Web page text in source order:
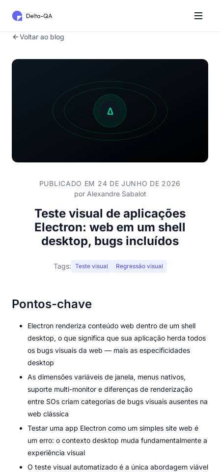
Voltar ao blog
PUBLICADO EM 24 DE JUNHO DE 2026
por Alexandre Sabalot
Teste visual de aplicações
Electron: web em um shell
desktop, bugs incluídos
Tags: Teste visual Regressão visual
Pontos-chave
Electron renderiza conteúdo web dentro de um shell
desktop, o que significa que sua aplicação herda todos
os bugs visuais da web — mais as especificidades
desktop
As dimensões variáveis de janela, menus nativos,
suporte multi-monitor e diferenças de renderização
entre SOs criam categorias de bugs visuais ausentes na
web clássica
Testar uma app Electron como um simples site web é
um erro: o contexto desktop muda fundamentalmente a
experiência visual
O teste visual automatizado é a única abordagem viável